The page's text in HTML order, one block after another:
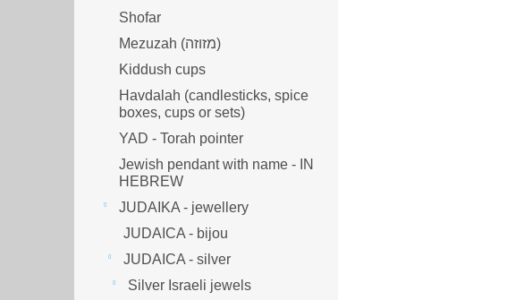
Shofar
Mezuzah (מזוזה‎‎)
Kiddush cups
Havdalah (candlesticks, spice
boxes, cups or sets)
YAD - Torah pointer
Jewish pendant with name - IN
HEBREW
JUDAIKA - jewellery
JUDAICA - bijou
JUDAICA - silver
Silver Israeli jewels